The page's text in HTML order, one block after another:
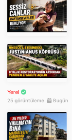
Yerel
25 görüntüleme Bugün